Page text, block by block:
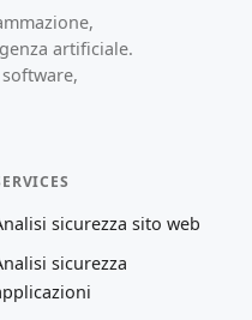
artificiale.
sicurezza sito web
sicurezza